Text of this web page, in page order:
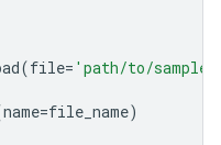
(file= 'path/to/
name=file_name)